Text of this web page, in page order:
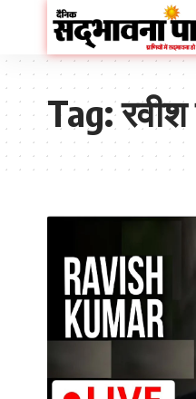
Tag: